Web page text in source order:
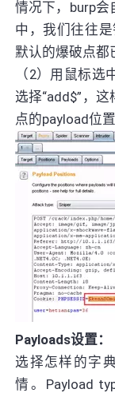
情况下，burp会
中，我们往往
默认的爆破点都
（2）用鼠标
选择“add$”，
点的payload位
Payloads设置：
选择怎样的字
情。Payload